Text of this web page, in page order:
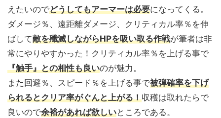
えたいのでどうしてもアーマーは必要になってくる。
ダメージ％、遠距離ダメージ、クリティカル率％を伸
ばして敵を殲滅しながらHPを吸い取る作戦が筆者は非
常にやりやすかった！クリティカル率％を上げる事で
『触手』との相性も良いのが魅力。
また回避％、スピード％を上げる事で被弾確率を下げ
られるとクリア率がぐんと上がる！収穫は取れたらで
良いので余裕があれば欲しいところである。